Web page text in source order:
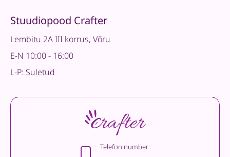
Stuudiopood Crafter
Lembitu 2A III korrus, Võru
E-N 10:00 - 16:00
L-P: Suletud
Telefoninumber: